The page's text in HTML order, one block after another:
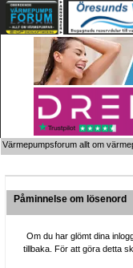
Värmepumpsforum allt om
Påminnelse om lösenord
Om du har glömt dina
tillbaka. För att göra detta